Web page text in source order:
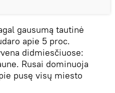
gausumą tautinė
apie 5 proc.
didmiesčiuose:
Rusai dominuoja
pusę visų miesto